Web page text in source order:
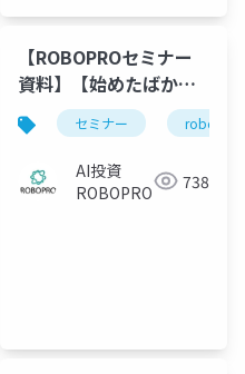
【ROBOPROセミナー
資料】【始めたばかり
の方向け】利用開始後
の不安解消
ROBOPROの基礎知識
と直近の実績振り返り
セミナー robopro
AI投資
ROBOPRO
738